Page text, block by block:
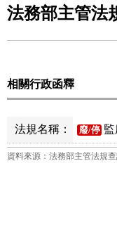
法務部主管法
相關行政函釋
法規名稱： 廢/停
資料來源：法務部主管法規